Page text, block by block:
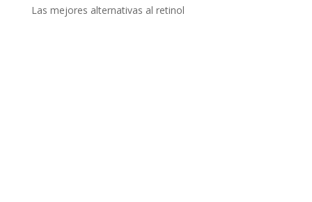
Las mejores alternativas al retinol